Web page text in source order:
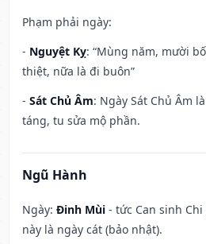
Phạm phải ngày:
- Nguyệt Kỵ: “Mùng năm, mười
thiệt, nữa là đi buôn”
- Sát Chủ Âm: Ngày Sát Chủ Âm
táng, tu sửa mộ phần.
Ngũ Hành
Ngày: Đinh Mùi - tức Can sinh
này là ngày cát (bảo nhật).